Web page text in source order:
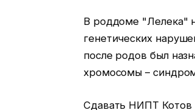
В роддоме "Лелека"
генетических
после родов был
хромосомы –
Сдавать НИПТ Котов